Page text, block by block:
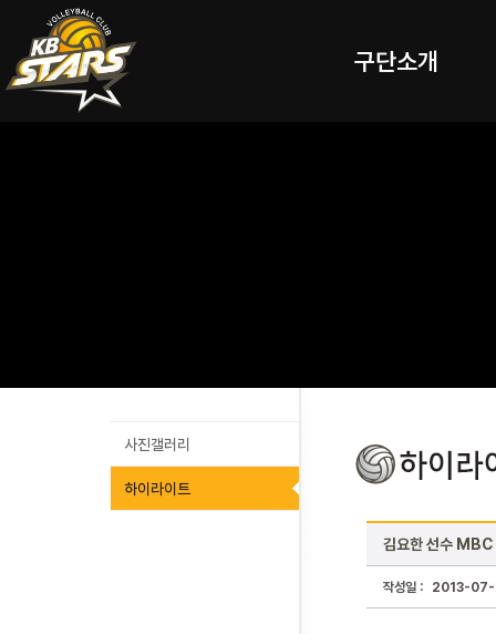
구단소개
사진갤러리
하이라이트
김요한 선수
작성일 : 2013-